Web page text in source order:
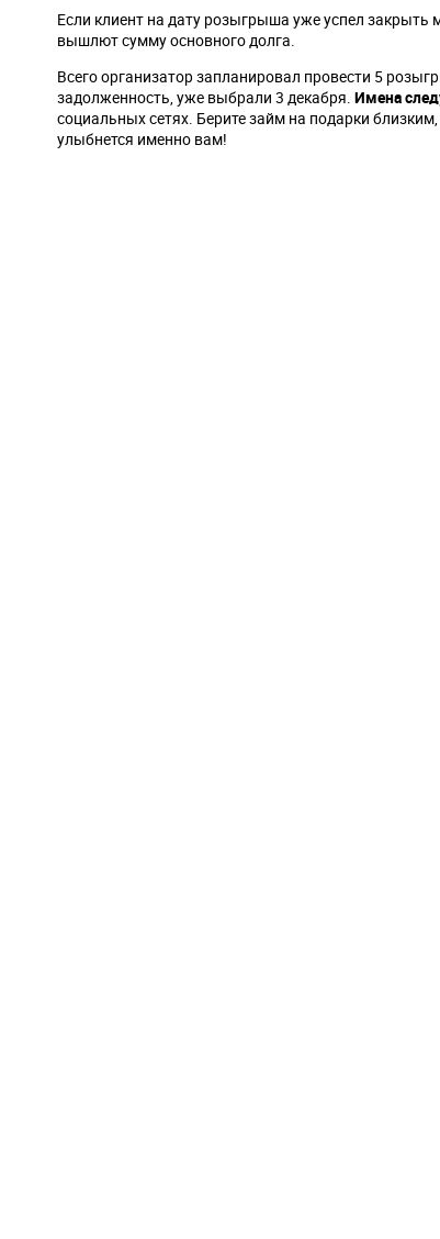
Если клиент на дату розыгрыша уже успел закрыть
вышлют сумму основного долга.
Всего организатор запланировал провести 5
задолженность, уже выбрали 3 декабря. Имена
социальных сетях. Берите займ на подарки
улыбнется именно вам!